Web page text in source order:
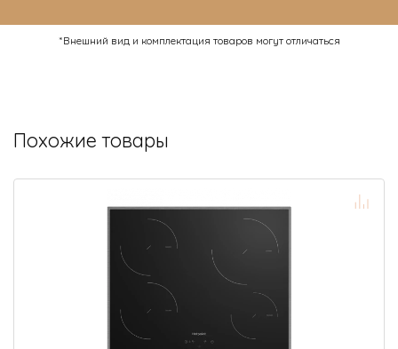
*Внешний вид и комплектация товаров могут отличаться
Похожие товары